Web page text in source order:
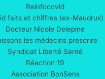
Reinfocovid
faits et chiffres (ex-Maudrux)
Docteur Nicole Delepine
les médecins prescrire
Syndicat Liberté Santé
Réaction 19
Association BonSens